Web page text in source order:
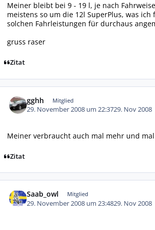
Meiner bleibt bei 9 - 19 l, je nach
meistens so um die 12l SuperPlus, was
solchen Fahrleistungen für durchaus
gruss raser
Zitat
gghh Mitglied
29. November 2008 um 22:3729. Nov 2008
Meiner verbraucht auch mal mehr und
Zitat
Saab_owl Mitglied
29. November 2008 um 23:4829. Nov 2008